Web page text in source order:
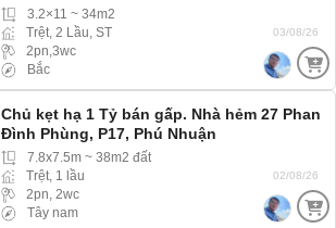
3.2×11 ~ 34m2
Trệt, 2 Lầu, ST
2pn,3wc
Bắc
03/08/26
Chủ kẹt hạ 1 Tỷ bán gấp. Nhà hẻm 27 Phan
Đình Phùng, P17, Phú Nhuận
7.8x7.5m ~ 38m2 đất
Trệt, 1 lầu
2pn, 2wc
Tây nam
02/08/26